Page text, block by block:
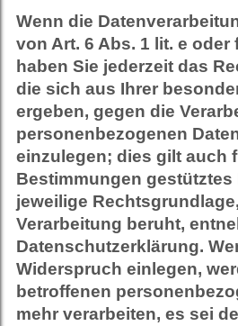
Wenn die
von Art. 6 Abs. 1 lit. e oder
haben Sie jederzeit das
die sich aus Ihrer
ergeben, gegen die
personenbezogenen
einzulegen; dies gilt auch
Bestimmungen gestütztes
jeweilige
Verarbeitung beruht,
Datenschutzerklärung.
Widerspruch einlegen,
betroffenen
mehr verarbeiten, es sei